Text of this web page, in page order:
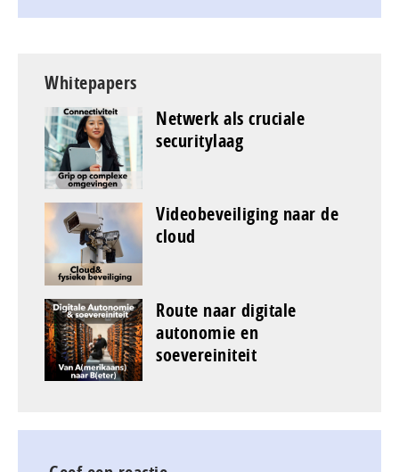
Whitepapers
Netwerk als cruciale
securitylaag
Videobeveiliging naar de
cloud
Route naar digitale
autonomie en
soevereiniteit